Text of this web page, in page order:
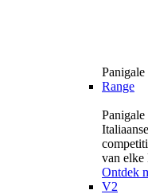
Panigale
Range
Panigale
van elke
Ontdek
V2